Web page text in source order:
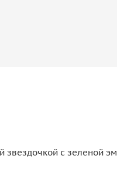
звездочкой с зеленой